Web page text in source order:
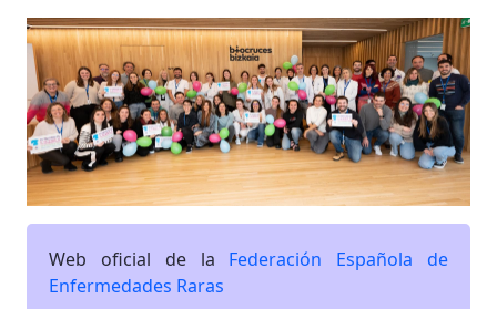
Web oficial de la Federación Española de
Enfermedades Raras